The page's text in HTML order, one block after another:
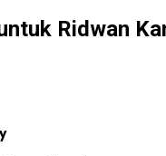
Ridwan